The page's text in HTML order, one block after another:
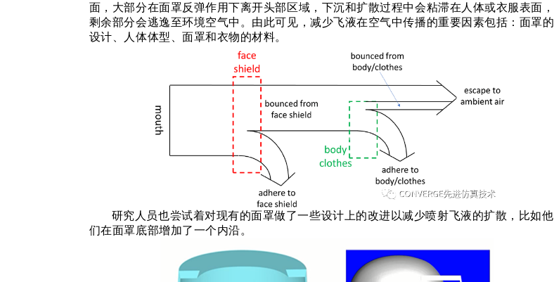
面，大部分在面罩反弹作用下离开头部区域，下沉和扩散过程中会粘滞在人体或衣服表面，
剩余部分会逃逸至环境空气中。由此可见，减少飞液在空气中传播的重要因素包括：面罩的
设计、人体体型、面罩和衣物的材料。
研究人员也尝试着对现有的面罩做了一些设计上的改进以减少喷射飞液的扩散，比如他
们在面罩底部增加了一个内沿。